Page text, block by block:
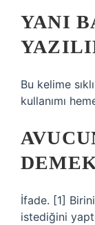
YANI
Bu kelime
kullanımı
İfade. [1]
istediğini